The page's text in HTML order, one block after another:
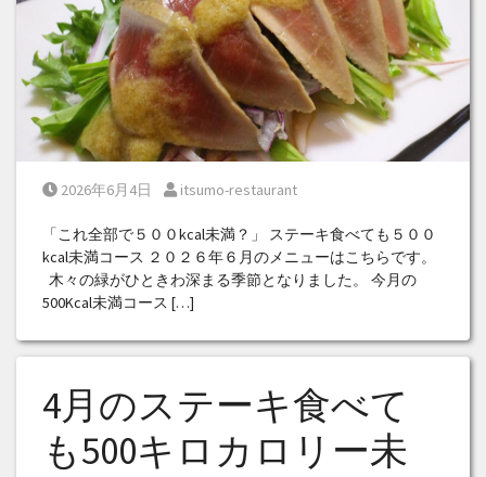
Posted on
2026年6月4日 Posted by
itsumo-restaurant
「これ全部で５００kcal未満？」 ステーキ食べても５００
kcal未満コース ２０２６年６月のメニューはこちらです。
木々の緑がひときわ深まる季節となりました。 今月の
500Kcal未満コース […]
4月のステーキ食べて
も500キロカロリー未